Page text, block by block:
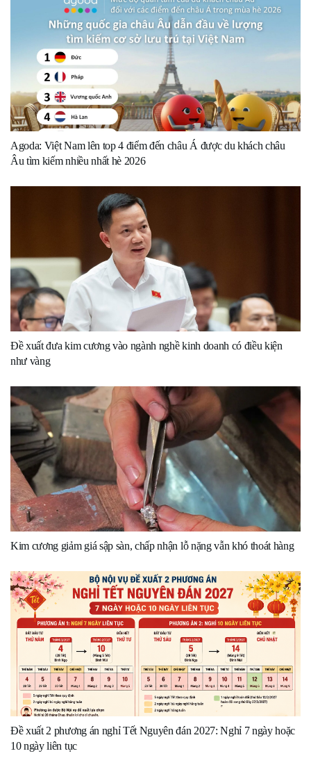
Agoda: Việt Nam lên top 4 điểm đến châu Á được du khách châu
Âu tìm kiếm nhiều nhất hè 2026
Đề xuất đưa kim cương vào ngành nghề kinh doanh có điều kiện
như vàng
Kim cương giảm giá sập sàn, chấp nhận lỗ nặng vẫn khó thoát hàng
Đề xuất 2 phương án nghỉ Tết Nguyên đán 2027: Nghỉ 7 ngày hoặc
10 ngày liên tục